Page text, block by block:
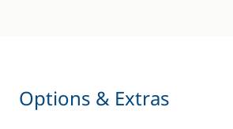
Options & Extras